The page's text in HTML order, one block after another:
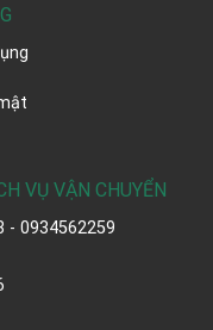
VỤ VẬN CHUYỂN
- 0934562259